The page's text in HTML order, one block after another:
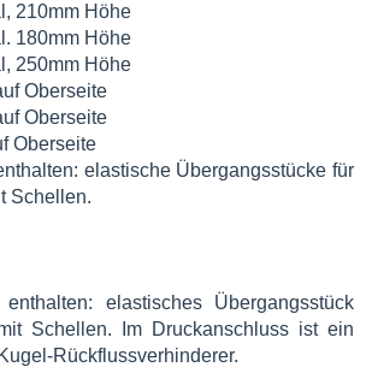
210mm Höhe
180mm Höhe
250mm Höhe
Oberseite
Oberseite
Oberseite
elastische Übergangsstücke für
Schellen.
enthalten: elastisches Übergangsstück
Schellen. Im Druckanschluss ist ein
Rückflussverhinderer.